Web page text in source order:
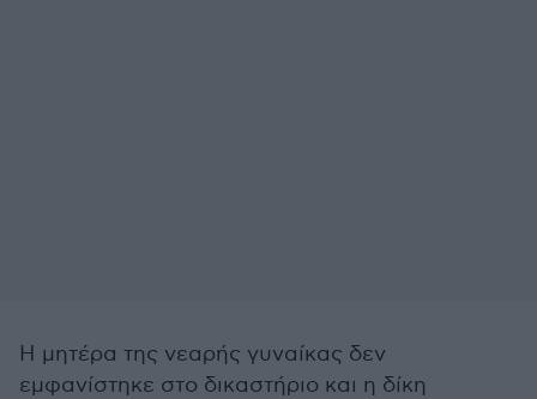
Η μητέρα της νεαρής γυναίκας δεν
εμφανίστηκε στο δικαστήριο και η δίκη